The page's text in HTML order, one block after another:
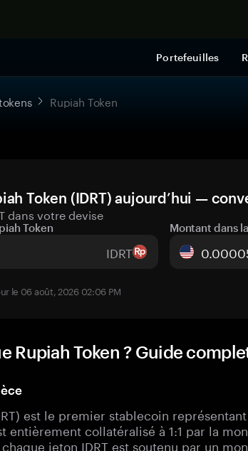
Portefeuilles
Rupiah Token
Token (IDRT) aujourd’hui —
dans votre devise
Token
IDRT
Montant dans
le 06 août, 2026 02:06 PM
Rupiah Token ? Guide
est le premier stablecoin
entièrement collatéralisé à 1:1 par la
jeton IDRT est soutenu par un